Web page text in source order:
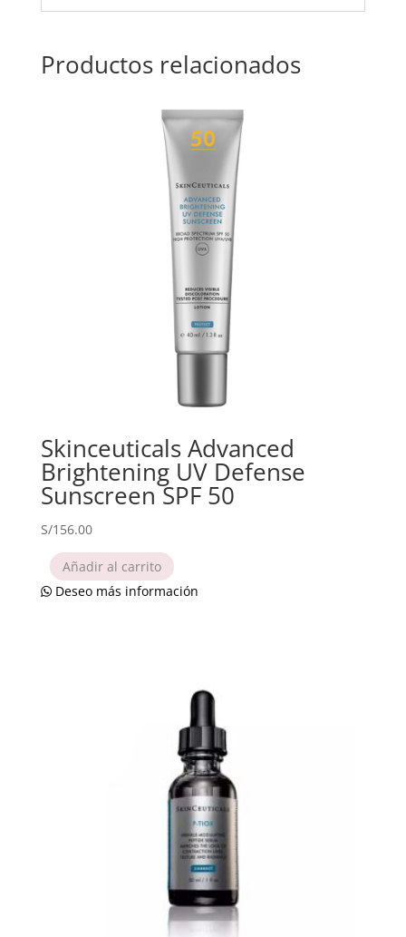
Productos relacionados
Skinceuticals Advanced
Brightening UV Defense
Sunscreen SPF 50
S/156.00
Añadir al carrito
Deseo más información